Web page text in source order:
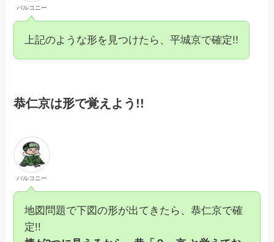
バルコニー
上記のような形を見つけたら、平城京で確定!!
恭仁京は形で覚えよう!!
バルコニー
地図問題で下図の形が出てきたら、恭仁京で確
定!!